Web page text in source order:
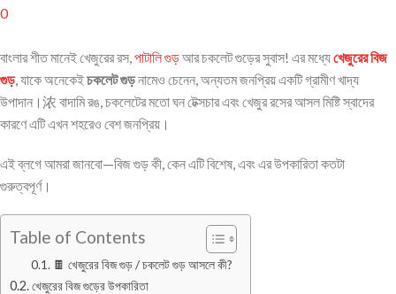
0
বাংলার শীত মানেই খেজুরের রস,পাটালি গুড়আর চকলেট গুড়ের সুবাস! এর মধ্যেখেজুরের বিজ
গুড়, যাকে অনেকেইচকলেট গুড়নামেও চেনেন, অন্যতম জনপ্রিয় একটি গ্রামীণ খাদ্য
উপাদান।浓 বাদামি রঙ, চকলেটের মতো ঘন টেক্সচার এবং খেজুর রসের আসল মিষ্টি স্বাদের
কারণে এটি এখন শহরেও বেশ জনপ্রিয়।
এই ব্লগে আমরা জানবো—বিজ গুড় কী, কেন এটি বিশেষ, এবং এর উপকারিতা কতটা
গুরুত্বপূর্ণ।
Table of Contents
🍫 খেজুরের বিজ গুড় / চকলেট গুড় আসলে কী?
খেজুরের বিজ গুড়ের উপকারিতা